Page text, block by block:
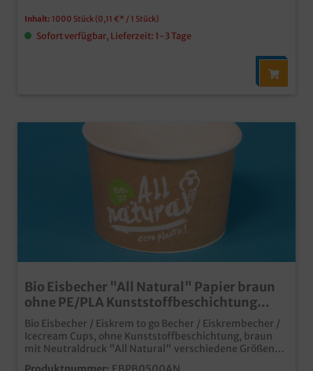
Inhalt: 1000 Stück (0,11 €* / 1 Stück)
Sofort verfügbar, Lieferzeit: 1-3 Tage
Bio Eisbecher "All Natural" Papier braun
ohne PE/PLA Kunststoffbeschichtung
versch. Größen
Bio Eisbecher / Eiskrem to go Becher / Eiskrembecher /
Icecream Cups, ohne Kunststoffbeschichtung, braun
mit Neutraldruck "All Natural" verschiedene Größen
gemäß Auswahl: 160ml / 230ml / 300ml / 360ml /